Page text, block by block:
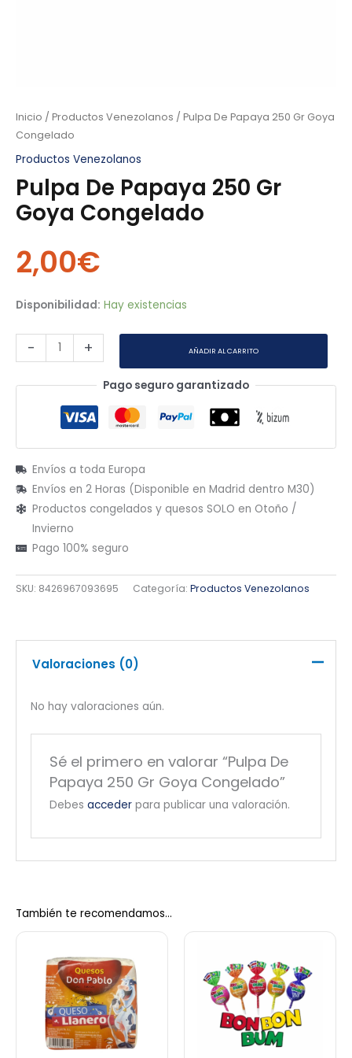
Inicio / Productos Venezolanos / Pulpa De Papaya 250 Gr Goya
Congelado
Productos Venezolanos
Pulpa De Papaya 250 Gr
Goya Congelado
2,00€
Disponibilidad: Hay existencias
- + AÑADIR AL CARRITO
Pago seguro garantizado
Envíos a toda Europa
Envíos en 2 Horas (Disponible en Madrid dentro M30)
Productos congelados y quesos SOLO en Otoño /
Invierno
Pago 100% seguro
SKU: 8426967093695 Categoría: Productos Venezolanos
Valoraciones (0)
No hay valoraciones aún.
Sé el primero en valorar “Pulpa De
Papaya 250 Gr Goya Congelado”
Debes accederpara publicar una valoración.
También te recomendamos…